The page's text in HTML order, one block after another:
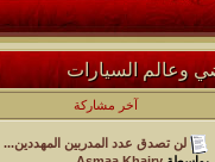
مشاركات المشاهدات
27
97390
مشاركات المشاهدات
24
212734
وعالم السيارات
آخر مشاركة
لن تصدق عدد المدربين المهددين...